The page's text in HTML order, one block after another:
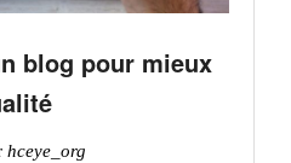
blog pour mieux
hceye_org